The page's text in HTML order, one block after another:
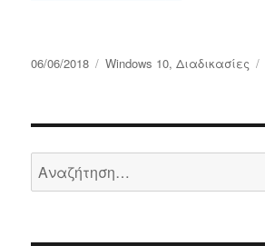
Δημοσιεύτηκε
06/06/2018 Κατηγορίες
Windows 10,Διαδικασίες
Αναζήτηση
για: